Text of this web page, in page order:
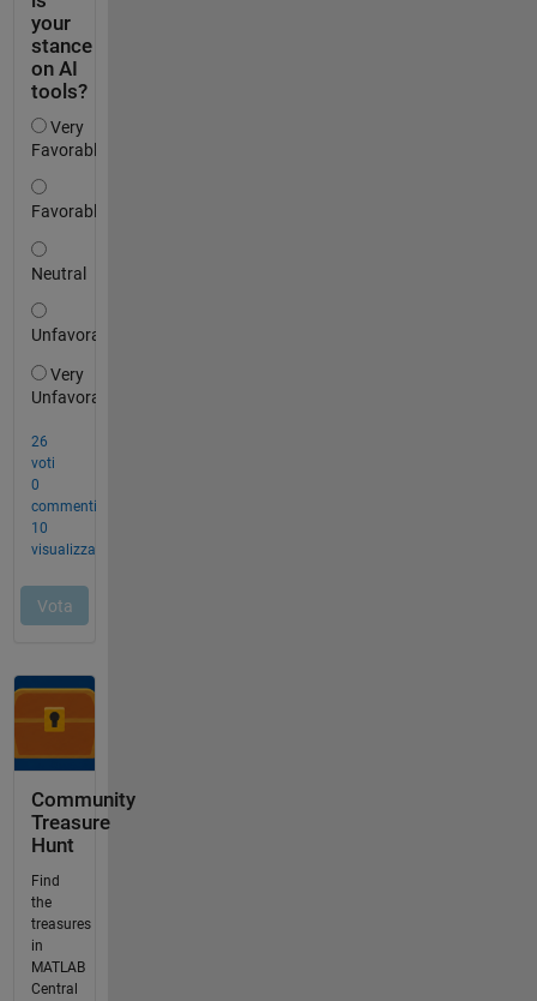
Community
Treasure
Hunt
Find
the
treasures
in
MATLAB
Central